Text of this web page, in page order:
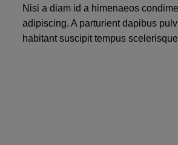
Nisi a diam id a himenaeos
adipiscing. A parturient dapibus
habitant suscipit tempus